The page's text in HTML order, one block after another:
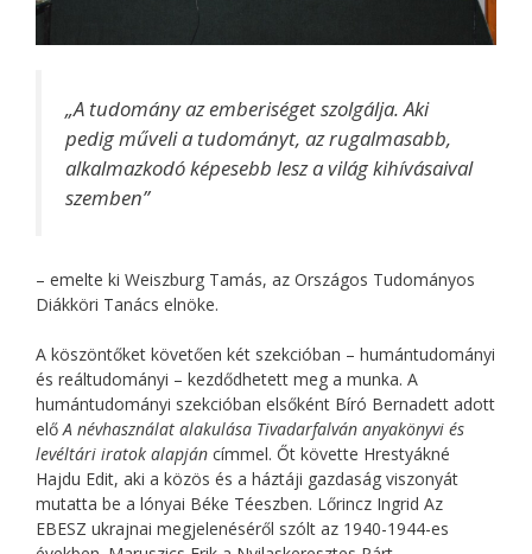
„A tudomány az emberiséget szolgálja. Aki
pedig műveli a tudományt, az rugalmasabb,
alkalmazkodó képesebb lesz a világ kihívásaival
szemben”
– emelte ki Weiszburg Tamás, az Országos Tudományos
Diákköri Tanács elnöke.
A köszöntőket követően két szekcióban – humántudományi
és reáltudományi – kezdődhetett meg a munka. A
humántudományi szekcióban elsőként Bíró Bernadett adott
elő A névhasználat alakulása Tivadarfalván anyakönyvi és
levéltári iratok alapján címmel. Őt követte Hrestyákné
Hajdu Edit, aki a közös és a háztáji gazdaság viszonyát
mutatta be a lónyai Béke Téeszben. Lőrincz Ingrid Az
EBESZ ukrajnai megjelenéséről szólt az 1940-1944-es